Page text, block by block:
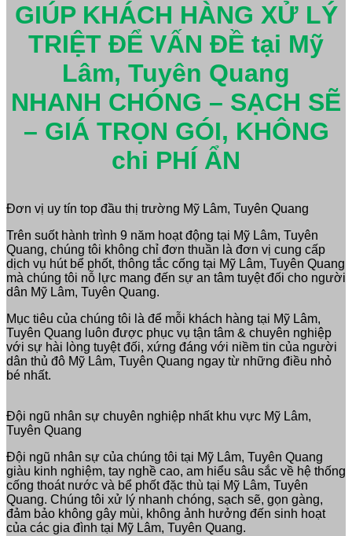
GIÚP KHÁCH HÀNG XỬ LÝ
TRIỆT ĐỂ VẤN ĐỀ tại Mỹ
Lâm, Tuyên Quang
NHANH CHÓNG – SẠCH SẼ
– GIÁ TRỌN GÓI, KHÔNG
chi PHÍ ẨN
Đơn vị uy tín top đầu thị trường Mỹ Lâm, Tuyên Quang
Trên suốt hành trình 9 năm hoạt động tại Mỹ Lâm, Tuyên
Quang, chúng tôi không chỉ đơn thuần là đơn vị cung cấp
dịch vụ hút bể phốt, thông tắc cống tại Mỹ Lâm, Tuyên Quang
mà chúng tôi nỗ lực mang đến sự an tâm tuyệt đối cho người
dân Mỹ Lâm, Tuyên Quang.
Mục tiêu của chúng tôi là để mỗi khách hàng tại Mỹ Lâm,
Tuyên Quang luôn được phục vụ tận tâm & chuyên nghiệp
với sự hài lòng tuyệt đối, xứng đáng với niềm tin của người
dân thủ đô Mỹ Lâm, Tuyên Quang ngay từ những điều nhỏ
bé nhất.
Đội ngũ nhân sự chuyên nghiệp nhất khu vực Mỹ Lâm,
Tuyên Quang
Đội ngũ nhân sự của chúng tôi tại Mỹ Lâm, Tuyên Quang
giàu kinh nghiệm, tay nghề cao, am hiểu sâu sắc về hệ thống
cống thoát nước và bể phốt đặc thù tại Mỹ Lâm, Tuyên
Quang. Chúng tôi xử lý nhanh chóng, sạch sẽ, gọn gàng,
đảm bảo không gây mùi, không ảnh hưởng đến sinh hoạt
của các gia đình tại Mỹ Lâm, Tuyên Quang.